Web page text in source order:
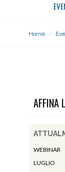
Home /
AFFINA
WEBINAR
LUGLIO